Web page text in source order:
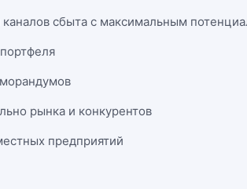
сбыта с максимальным
рынка и конкурентов
предприятий